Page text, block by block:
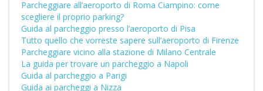
Parcheggiare all’aeroporto di Roma Ciampino: come
scegliere il proprio parking?
Guida al parcheggio presso l’aeroporto di Pisa
Tutto quello che vorreste sapere sull’aeroporto di Firenze
Parcheggiare vicino alla stazione di Milano Centrale
La guida per trovare un parcheggio a Napoli
Guida al parcheggio a Parigi
Guida ai parcheggi a Nizza